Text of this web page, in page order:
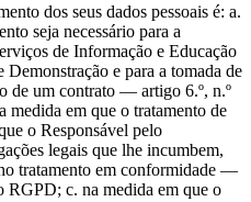
dos seus dados pessoais é: a.
seja necessário para a
de Informação e Educação
e para a tomada de
de um contrato — artigo 6.º, n.º
medida em que o tratamento de
o Responsável pelo
legais que lhe incumbem,
tratamento em conformidade —
RGPD; c. na medida em que o